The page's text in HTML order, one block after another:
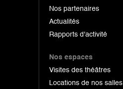
Nos partenaires
Actualités
Rapports d'activité
Nos espaces
Visites des théâtres
Locations de nos salles